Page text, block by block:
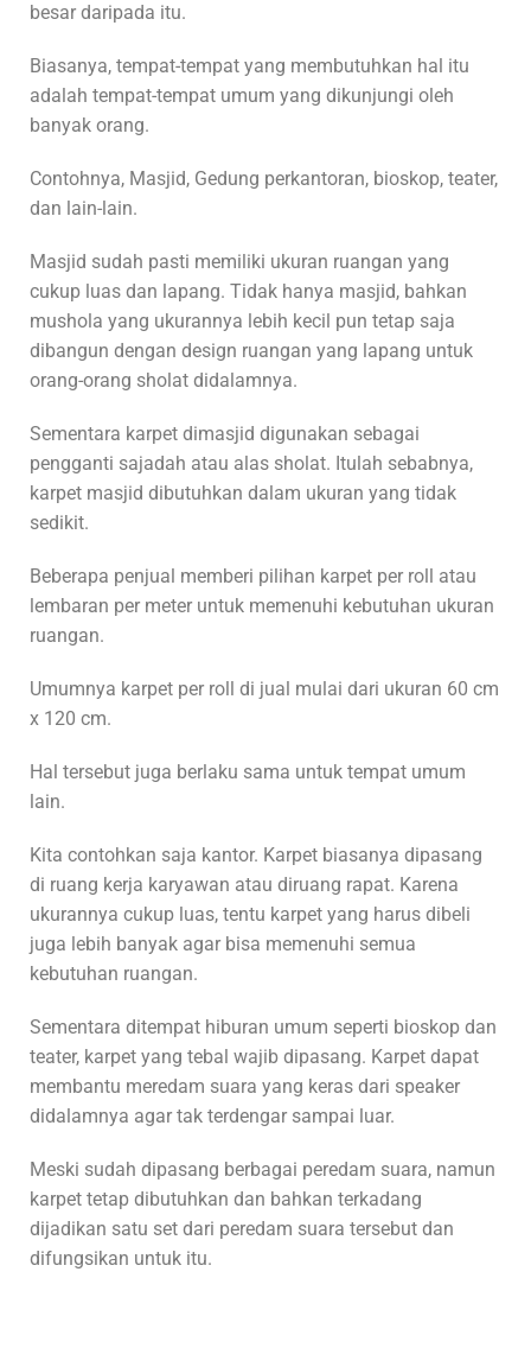
besar daripada itu.
Biasanya, tempat-tempat yang membutuhkan hal itu
adalah tempat-tempat umum yang dikunjungi oleh
banyak orang.
Contohnya, Masjid, Gedung perkantoran, bioskop, teater,
dan lain-lain.
Masjid sudah pasti memiliki ukuran ruangan yang
cukup luas dan lapang. Tidak hanya masjid, bahkan
mushola yang ukurannya lebih kecil pun tetap saja
dibangun dengan design ruangan yang lapang untuk
orang-orang sholat didalamnya.
Sementara karpet dimasjid digunakan sebagai
pengganti sajadah atau alas sholat. Itulah sebabnya,
karpet masjid dibutuhkan dalam ukuran yang tidak
sedikit.
Beberapa penjual memberi pilihan karpet per roll atau
lembaran per meter untuk memenuhi kebutuhan ukuran
ruangan.
Umumnya karpet per roll di jual mulai dari ukuran 60 cm
x 120 cm.
Hal tersebut juga berlaku sama untuk tempat umum
lain.
Kita contohkan saja kantor. Karpet biasanya dipasang
di ruang kerja karyawan atau diruang rapat. Karena
ukurannya cukup luas, tentu karpet yang harus dibeli
juga lebih banyak agar bisa memenuhi semua
kebutuhan ruangan.
Sementara ditempat hiburan umum seperti bioskop dan
teater, karpet yang tebal wajib dipasang. Karpet dapat
membantu meredam suara yang keras dari speaker
didalamnya agar tak terdengar sampai luar.
Meski sudah dipasang berbagai peredam suara, namun
karpet tetap dibutuhkan dan bahkan terkadang
dijadikan satu set dari peredam suara tersebut dan
difungsikan untuk itu.